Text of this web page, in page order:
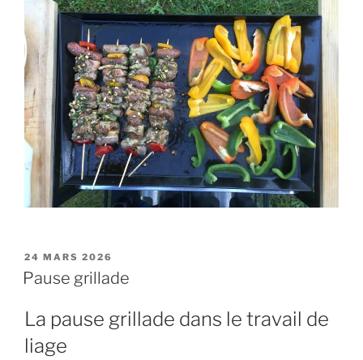
PUBLIÉ
LE
24 MARS 2026
Pause grillade
La pause grillade dans le travail de
liage